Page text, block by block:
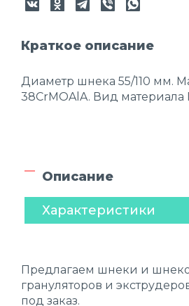
Краткое описание
Диаметр шнека 55/110 мм.
38CrMOAlA. Вид материала
Описание
Характеристики
Предлагаем шнеки и
грануляторов и
под заказ.